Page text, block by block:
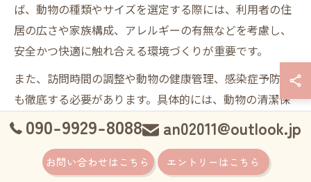
ば、動物の種類やサイズを選定する際には、利用者の住
居の広さや家族構成、アレルギーの有無などを考慮し、
安全かつ快適に触れ合える環境づくりが重要です。
また、訪問時間の調整や動物の健康管理、感染症予防策
も徹底する必要があります。具体的には、動物の清潔保
持やワクチン接種、利用者宅での衛生管理ルールの設定
などを行い、双方の安全を確保します。
これらの工夫により、訪問介護の現場でも動物介在活動
090-9929-8088 an02011@outlook.jp
お問い合わせはこちら エントリーはこちら